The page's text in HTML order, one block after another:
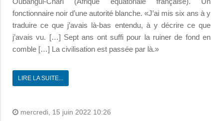
fonctionnaire noir d’une autorité blanche. «J’ai mis six ans à y
traduire ce que j’avais là-bas entendu, à y décrire ce que
j’avais vu. […] Sept ans ont suffi pour la ruiner de fond en
comble […] La civilisation est passée par là.»
LIRE LA SUITE...
mercredi, 15 juin 2022 10:26